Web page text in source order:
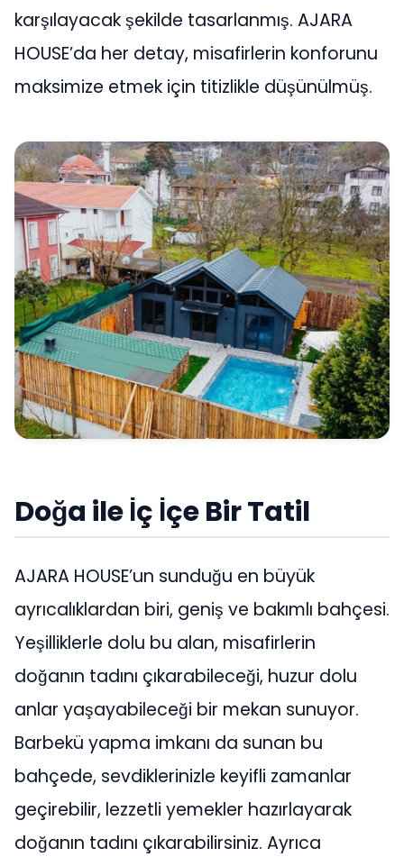
karşılayacak şekilde tasarlanmış. AJARA
HOUSE’da her detay, misafirlerin konforunu
maksimize etmek için titizlikle düşünülmüş.
Doğa ile İç İçe Bir Tatil
AJARA HOUSE’un sunduğu en büyük
ayrıcalıklardan biri, geniş ve bakımlı bahçesi.
Yeşilliklerle dolu bu alan, misafirlerin
doğanın tadını çıkarabileceği, huzur dolu
anlar yaşayabileceği bir mekan sunuyor.
Barbekü yapma imkanı da sunan bu
bahçede, sevdiklerinizle keyifli zamanlar
geçirebilir, lezzetli yemekler hazırlayarak
doğanın tadını çıkarabilirsiniz. Ayrıca